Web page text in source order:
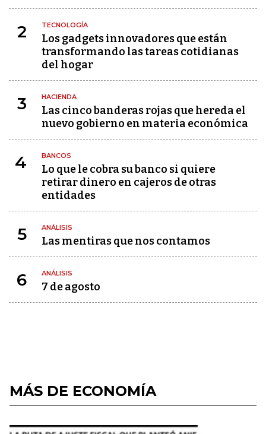
2 TECNOLOGÍA
Los gadgets innovadores que están
transformando las tareas cotidianas
del hogar
3 HACIENDA
Las cinco banderas rojas que hereda el
nuevo gobierno en materia económica
4 BANCOS
Lo que le cobra su banco si quiere
retirar dinero en cajeros de otras
entidades
5 ANÁLISIS
Las mentiras que nos contamos
6 ANÁLISIS
7 de agosto
MÁS DE ECONOMÍA